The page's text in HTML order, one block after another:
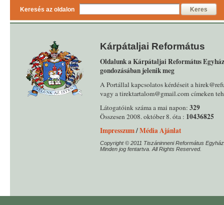
Keresés az oldalon Keres
Kárpátaljai Református
Oldalunk a Kárpátaljai Református
gondozásában jelenik meg
A Portállal kapcsolatos kérdéseit a
vagy a tirektartalom@gmail.com címeken
Látogatóink száma a mai napon: 329
Összesen 2008. október 8. óta : 10436825
Impresszum/Média Ajánlat
Copyright © 2011 Tiszáninneni Református
Minden jog fentartva. All Rights Reserved.